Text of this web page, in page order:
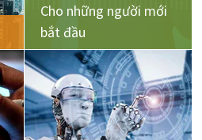
Cho những người mới
bắt đầu